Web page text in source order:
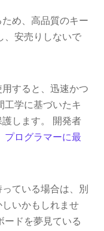
め、高品質のキー
、安売りしないで
すると、迅速かつ
工学に基づいたキ
します。 開発者
プログラマーに最
ている場合は、別
いかもしれませ
ードを夢見ている